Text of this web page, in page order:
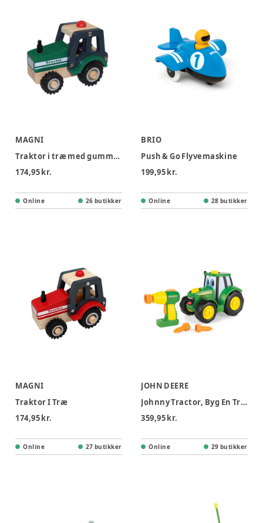
MAGNI
Traktor i træ med gummihjul
174,95 kr.
Online 26 butikker
BRIO
Push & Go Flyvemaskine
199,95 kr.
Online 28 butikker
MAGNI
Traktor I Træ
174,95 kr.
Online 27 butikker
JOHN DEERE
Johnny Tractor, Byg En Traktor
359,95 kr.
Online 29 butikker